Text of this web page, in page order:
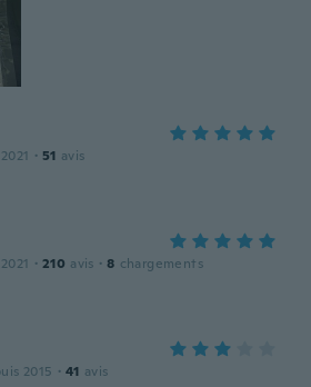
· 51 avis
· 210 avis · 8 chargements
2015 · 41 avis